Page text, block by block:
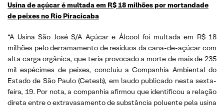
Usina de açúcar é multada em R$ 18 milhões por mortandade
de peixes no Rio Piracicaba
“A Usina São José S/A Açúcar e Álcool foi multada em R$ 18
milhões pelo derramamento de resíduos da cana-de-açúcar com
alta carga orgânica, que teria provocado a morte de mais de 235
mil espécimes de peixes, concluiu a Companhia Ambiental do
Estado de São Paulo (Cetesb), em laudo publicado nesta sexta-
feira, 19. Por nota, a companhia afirmou que identificou a relação
direta entre o extravasamento de substância poluente pela usina